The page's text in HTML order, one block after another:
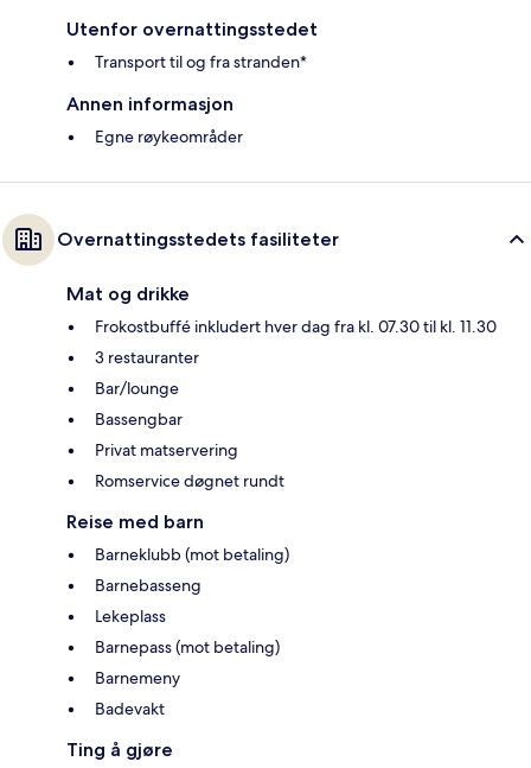
Utenfor overnattingsstedet
Transport til og fra stranden*
Annen informasjon
Egne røykeområder
Overnattingsstedets fasiliteter
Mat og drikke
Frokostbuffé inkludert hver dag fra kl. 07.30 til kl. 11.30
3 restauranter
Bar/lounge
Bassengbar
Privat matservering
Romservice døgnet rundt
Reise med barn
Barneklubb (mot betaling)
Barnebasseng
Lekeplass
Barnepass (mot betaling)
Barnemeny
Badevakt
Ting å gjøre